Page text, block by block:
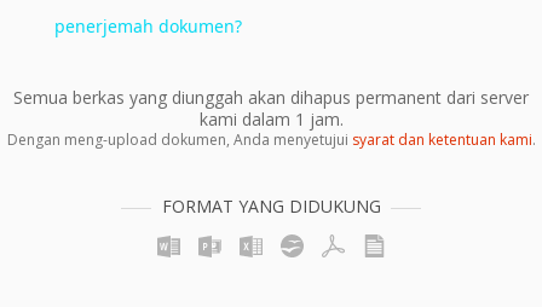
penerjemah dokumen?
Semua berkas yang diunggah akan dihapus permanent dari server
kami dalam 1 jam.
Dengan meng-upload dokumen, Anda menyetujui syarat dan ketentuan kami.
FORMAT YANG DIDUKUNG